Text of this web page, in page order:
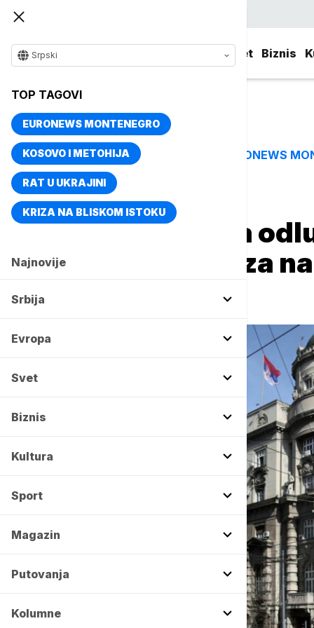
Svet Biznis
Srpski
TOP TAGOVI
EURONEWS MONTENEGRO
KOSOVO I METOHIJA
RAT U UKRAJINI
KRIZA NA BLISKOM ISTOKU
Najnovije
Srbija
Evropa
Svet
Biznis
Kultura
Sport
Magazin
Putovanja
Kolumne
TOP TAGOVI EURONEWS
Naslovna Biznis
Vlada produžila
smanjenju akciza
juna